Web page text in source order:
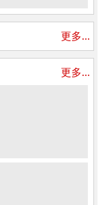
更多...
更多...